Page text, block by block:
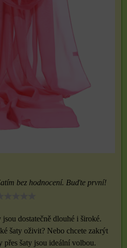
bez hodnocení. Buďte první!
dostatečně dlouhé i široké.
šaty oživit? Nebo chcete zakrýt
přes šaty jsou ideální volbou.